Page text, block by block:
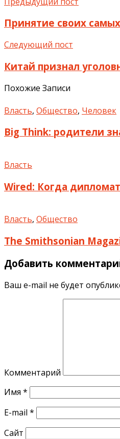
Принятие своих
Следующий пост
Китай признал
Похожие Записи
Власть, Общество, Человек
Big Think: родители
Власть
Wired: Когда
Власть, Общество
The Smithsonian
Добавить
Ваш e-mail не будет
Комментарий
Имя *
E-mail *
Сайт